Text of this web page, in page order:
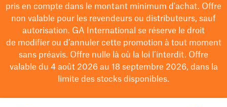
pris en compte dans le montant minimum d'achat. Offre
non valable pour les revendeurs ou distributeurs, sauf
autorisation. GA International se réserve le droit
de modifierou d’annuler cette promotion à tout moment
sans préavis. Offre nulle là où la loi l’interdit. Offre
valable du 4 août 2026 au 18 septembre 2026, dans la
limite des stocks disponibles.